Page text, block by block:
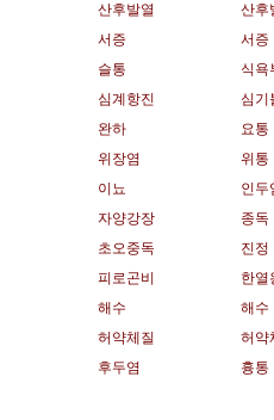
산후발열
산후
서증
서증
슬통
식욕
심계항진
심기
완하
요통
위장염
위통
이뇨
인두
자양강장
종독
초오중독
진정
피로곤비
한열
해수
해수
허약체질
허약
후두염
흉통